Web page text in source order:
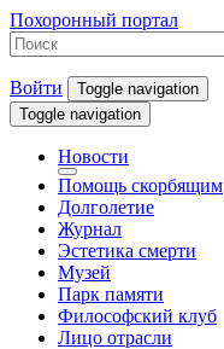
Похоронный портал
Войти
Toggle navigation
Toggle navigation
Новости
Помощь скорбящим
Долголетие
Журнал
Эстетика смерти
Музей
Парк памяти
Философский клуб
Лицо отрасли